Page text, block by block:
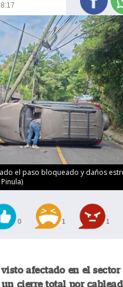
el paso bloqueado y daños
0 1 1
afectado en el
un cierre total por